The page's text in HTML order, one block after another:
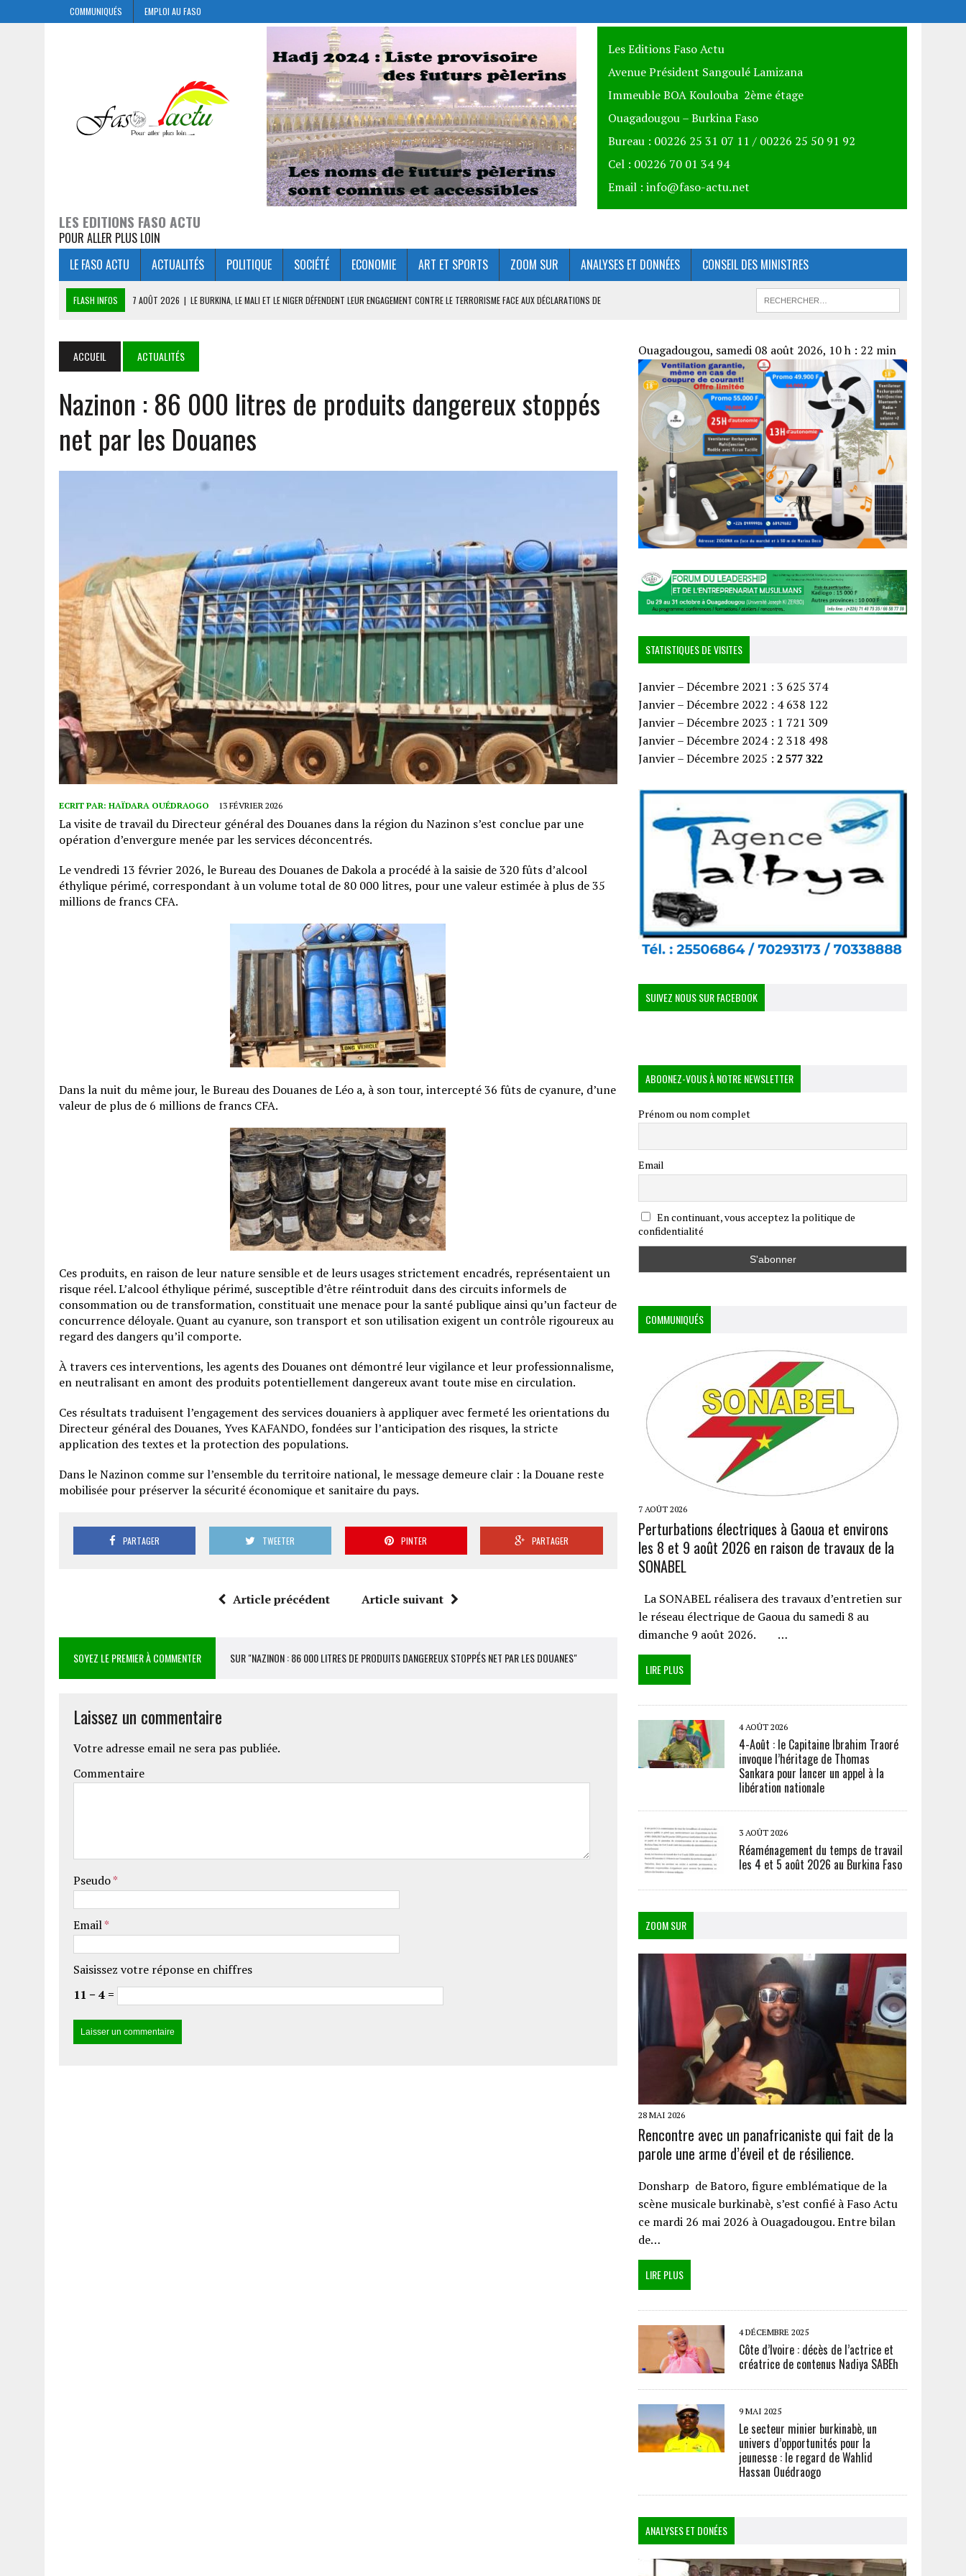
COMMUNIQUÉS EMPLOI AU FASO
LES EDITIONS FASO ACTU
POUR ALLER PLUS LOIN
Les Editions Faso Actu
Avenue Président Sangoulé Lamizana
Immeuble BOA Koulouba 2ème étage
Ouagadougou – Burkina Faso
Bureau : 00226 25 31 07 11 / 00226 25 50 91 92
Cel : 00226 70 01 34 94
Email : info@faso-actu.net
LE FASO ACTU ACTUALITÉS POLITIQUE SOCIÉTÉ ECONOMIE ART ET SPORTS ZOOM SUR ANALYSES ET DONNÉES CONSEIL DES MINISTRES
FLASH INFOS 7 AOÛT 2026 | LE BURKINA, LE MALI ET LE NIGER DÉFENDENT LEUR ENGAGEMENT CONTRE LE TERRORISME FACE AUX DÉCLARATIONS DE
DÉDOUGOU : LES CORPS CONSTITUÉS RENDENT HOMMAGE AUX ÉLÉMENTS DU 7ᵉ GROUPEMENT D’INTERVENTION RAPIDE
5 AOÛT 2026 | GOULMOU : LA BVDP RENFORCE LES CAPACITÉS PSYCHOSOCIALES ET SANITAIRES DES VDP
5 AOÛT 2026
COOPÉRATION SÉCURITAIRE AES : MAHAMADOU SANA ÉCHANGE AVEC SON HOMOLOGUE NIGÉRIEN MOHAMED TOUMBA À NIAMEY
7 AOÛT 2026 | MALI : APRÈS 5 ANS DE TRANSITION, LE GOUVERNEMENT DRESSE SON BILAN ET FIXE LE CAP DU « MALI KURA »
ACCUEIL ACTUALITÉS
Nazinon : 86 000 litres de produits dangereux stoppés
net par les Douanes
ECRIT PAR: HAÏDARA OUÉDRAOGO 13 FÉVRIER 2026
La visite de travail du Directeur général des Douanes dans la région du Nazinon s’est conclue par une
opération d’envergure menée par les services déconcentrés.
Le vendredi 13 février 2026, le Bureau des Douanes de Dakola a procédé à la saisie de 320 fûts d’alcool
éthylique périmé, correspondant à un volume total de 80 000 litres, pour une valeur estimée à plus de 35
millions de francs CFA.
Dans la nuit du même jour, le Bureau des Douanes de Léo a, à son tour, intercepté 36 fûts de cyanure, d’une
valeur de plus de 6 millions de francs CFA.
Ces produits, en raison de leur nature sensible et de leurs usages strictement encadrés, représentaient un
risque réel. L’alcool éthylique périmé, susceptible d’être réintroduit dans des circuits informels de
consommation ou de transformation, constituait une menace pour la santé publique ainsi qu’un facteur de
concurrence déloyale. Quant au cyanure, son transport et son utilisation exigent un contrôle rigoureux au
regard des dangers qu’il comporte.
À travers ces interventions, les agents des Douanes ont démontré leur vigilance et leur professionnalisme,
en neutralisant en amont des produits potentiellement dangereux avant toute mise en circulation.
Ces résultats traduisent l’engagement des services douaniers à appliquer avec fermeté les orientations du
Directeur général des Douanes, Yves KAFANDO, fondées sur l’anticipation des risques, la stricte
application des textes et la protection des populations.
Dans le Nazinon comme sur l’ensemble du territoire national, le message demeure clair : la Douane reste
mobilisée pour préserver la sécurité économique et sanitaire du pays.
PARTAGER TWEETER PINTER PARTAGER
Article précédent Article suivant
SOYEZ LE PREMIER À COMMENTER SUR "NAZINON : 86 000 LITRES DE PRODUITS DANGEREUX STOPPÉS NET PAR LES DOUANES"
Laissez un commentaire
Votre adresse email ne sera pas publiée.
Commentaire
Pseudo*
Email*
Saisissez votre réponse en chiffres
11 − 4 =
Ouagadougou, samedi 08 août 2026, 10 h : 22 min
STATISTIQUES DE VISITES
Janvier – Décembre 2021 : 3 625 374
Janvier – Décembre 2022 : 4 638 122
Janvier – Décembre 2023 : 1 721 309
Janvier – Décembre 2024 : 2 318 498
Janvier – Décembre 2025 :2 577 322
SUIVEZ NOUS SUR FACEBOOK
ABOONEZ-VOUS À NOTRE NEWSLETTER
Prénom ou nom complet
Email
En continuant, vous acceptez la politique de
confidentialité
COMMUNIQUÉS
7 AOÛT 2026
Perturbations électriques à Gaoua et environs
les 8 et 9 août 2026 en raison de travaux de la
SONABEL
La SONABEL réalisera des travaux d’entretien sur
le réseau électrique de Gaoua du samedi 8 au
dimanche 9 août 2026. …
LIRE PLUS
4 AOÛT 2026
4-Août : le Capitaine Ibrahim Traoré
invoque l’héritage de Thomas
Sankara pour lancer un appel à la
libération nationale
3 AOÛT 2026
Réaménagement du temps de travail
les 4 et 5 août 2026 au Burkina Faso
ZOOM SUR
28 MAI 2026
Rencontre avec un panafricaniste qui fait de la
parole une arme d’éveil et de résilience.
Donsharp de Batoro, figure emblématique de la
scène musicale burkinabè, s’est confié à Faso Actu
ce mardi 26 mai 2026 à Ouagadougou. Entre bilan
de…
LIRE PLUS
4 DÉCEMBRE 2025
Côte d’Ivoire : décès de l’actrice et
créatrice de contenus Nadiya SABEh
9 MAI 2025
Le secteur minier burkinabè, un
univers d’opportunités pour la
jeunesse : le regard de Wahlid
Hassan Ouédraogo
ANALYSES ET DONÉES